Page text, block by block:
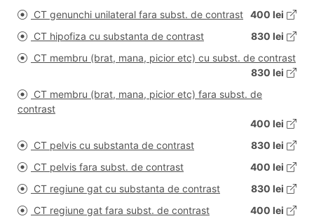
CT genunchi unilateral fara subst. de contrast 400 lei
CT hipofiza cu substanta de contrast
830 lei
CT membru (brat, mana, picior etc) cu subst. de contrast
830 lei
CT membru (brat, mana, picior etc) fara subst. de
contrast
400 lei
CT pelvis cu substanta de contrast
830 lei
CT pelvis fara subst. de contrast
400 lei
CT regiune gat cu substanta de contrast
830 lei
CT regiune gat fara subst. de contrast
400 lei